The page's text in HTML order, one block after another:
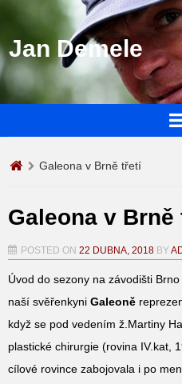
Jan Demele
Galeona v Brně třetí
Galeona v Brně
POSTED ON 22 DUBNA, 2018 BY
Úvod do sezony na závodišti
naší svěřenkyni Galeoně
když se pod vedením ž.Martiny
plastické chirurgie (rovina IV.kat,
cílové rovince zabojovala i po